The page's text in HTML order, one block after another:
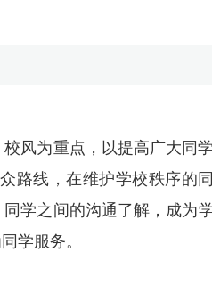
风为重点，以提高广大同
路线，在维护学校秩序的
学之间的沟通了解，成为
学服务。